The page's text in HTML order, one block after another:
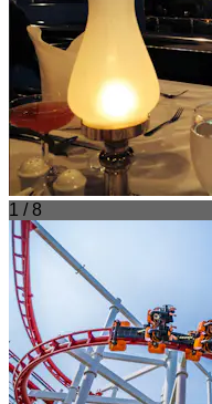
1 / 8